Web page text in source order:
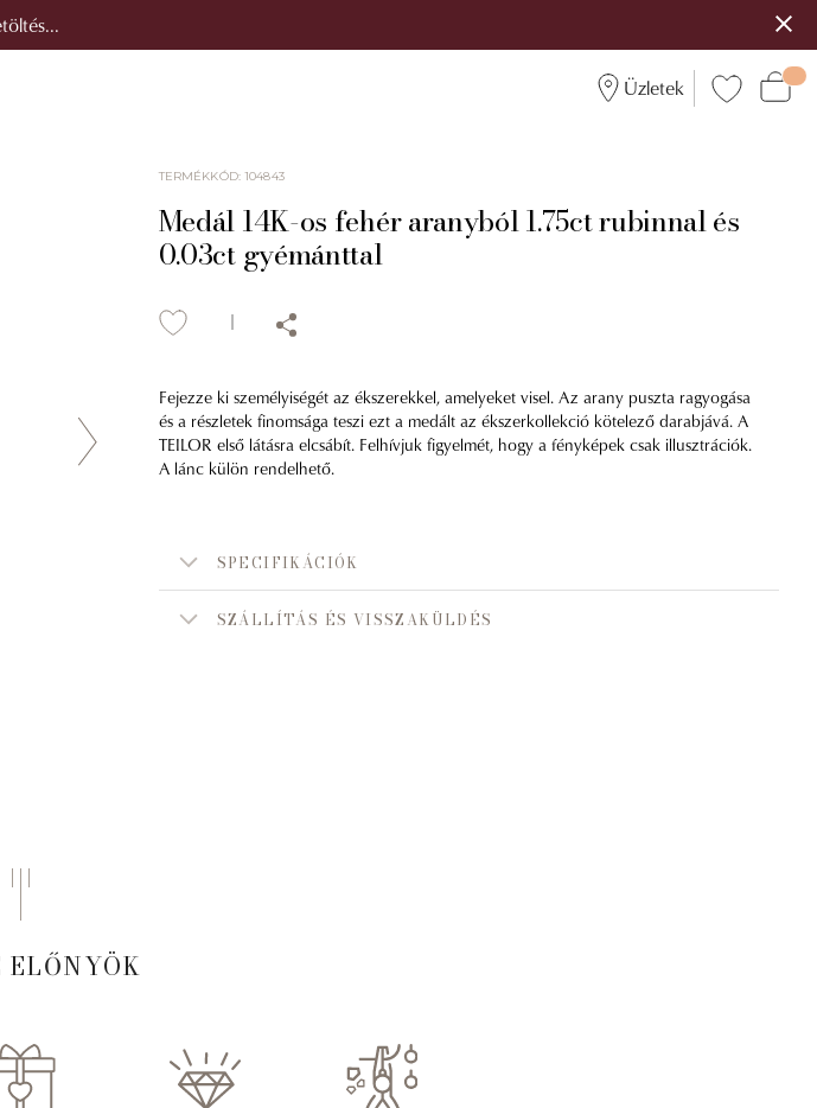
Üzletek
TERMÉKKÓD:104843
Medál 14K-os fehér aranyból 1.75ct rubinnal és
0.03ct gyémánttal
Fejezze ki személyiségét az ékszerekkel, amelyeket visel. Az arany puszta ragyogása
és a részletek finomsága teszi ezt a medált az ékszerkollekció kötelező darabjává. A
TEILOR első látásra elcsábít. Felhívjuk figyelmét, hogy a fényképek csak illusztrációk.
A lánc külön rendelhető.
SPECIFIKÁCIÓK
SZÁLLÍTÁS ÉS VISSZAKÜLDÉS